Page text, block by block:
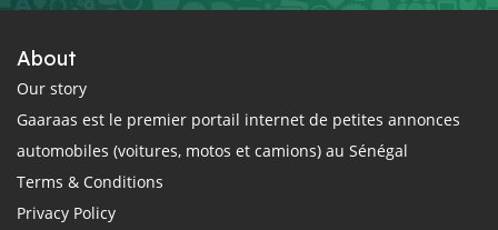
About
Our story
Gaaraas est le premier portail internet de petites annonces
automobiles (voitures, motos et camions) au Sénégal
Terms & Conditions
Privacy Policy